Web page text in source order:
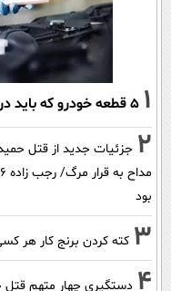
1 ۵ قطعه خودرو که باید در ۹۶ هزار کیلومتر عوض کنید
2 جزئیات جدید از قتل
بود
3 کته کردن برنج کار هر
4 دستگیری چهار متهم